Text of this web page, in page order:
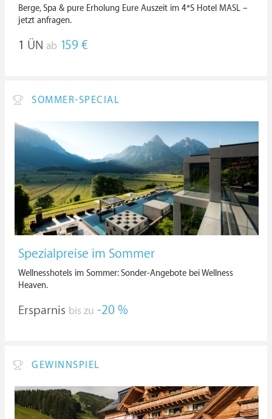
Berge, Spa & pure Erholung Eure Auszeit im 4*S Hotel MASL –
jetzt anfragen.
1 ÜN ab 159 €
SOMMER-SPECIAL
Spezialpreise im Sommer
Wellnesshotels im Sommer: Sonder-Angebote bei Wellness
Heaven.
Ersparnis bis zu -20 %
GEWINNSPIEL